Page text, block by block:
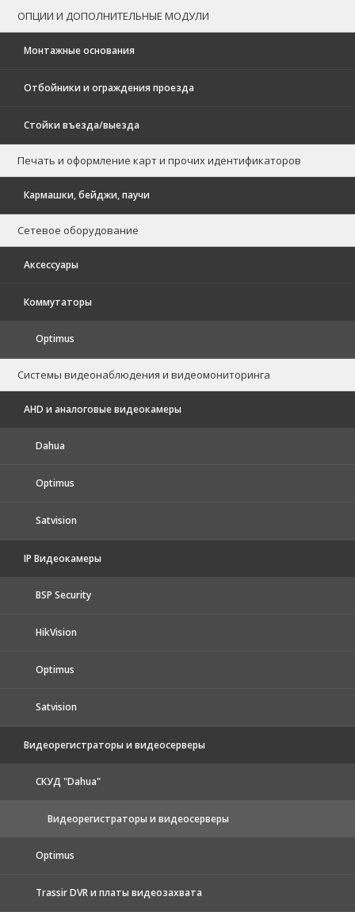
ОПЦИИ И ДОПОЛНИТЕЛЬНЫЕ МОДУЛИ
Монтажные основания
Отбойники и ограждения проезда
Стойки въезда/выезда
Печать и оформление карт и прочих идентификаторов
Кармашки, бейджи, паучи
Сетевое оборудование
Аксессуары
Коммутаторы
Optimus
Системы видеонаблюдения и видеомониторинга
AHD и аналоговые видеокамеры
Dahua
Optimus
Satvision
IP Видеокамеры
BSP Security
HikVision
Optimus
Satvision
Видеорегистраторы и видеосерверы
CКУД "Dahua"
Видеорегистраторы и видеосерверы
Optimus
Trassir DVR и платы видеозахвата